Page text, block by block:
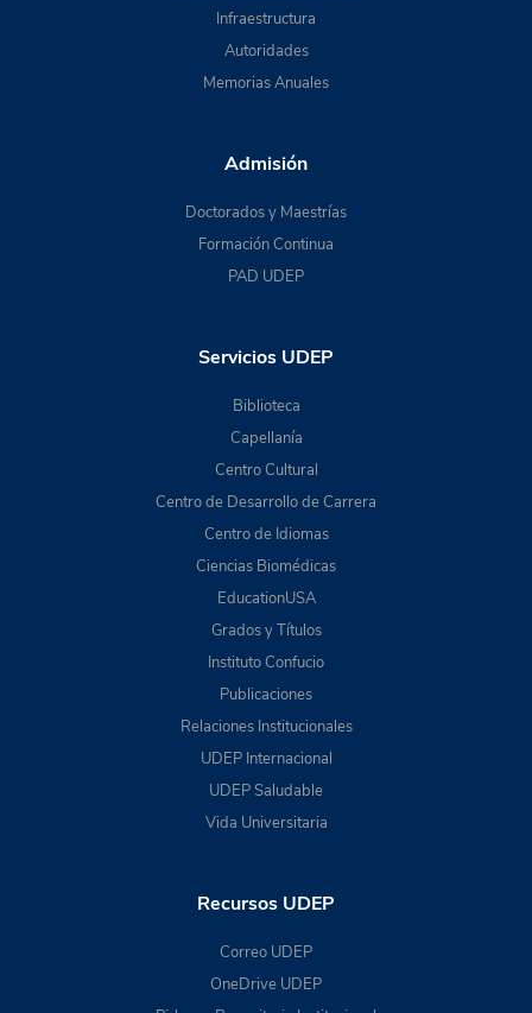
Infraestructura
Autoridades
Memorias Anuales
Admisión
Doctorados y Maestrías
Formación Continua
PAD UDEP
Servicios UDEP
Biblioteca
Capellanía
Centro Cultural
Centro de Desarrollo de Carrera
Centro de Idiomas
Ciencias Biomédicas
EducationUSA
Grados y Títulos
Instituto Confucio
Publicaciones
Relaciones Institucionales
UDEP Internacional
UDEP Saludable
Vida Universitaria
Recursos UDEP
Correo UDEP
OneDrive UDEP